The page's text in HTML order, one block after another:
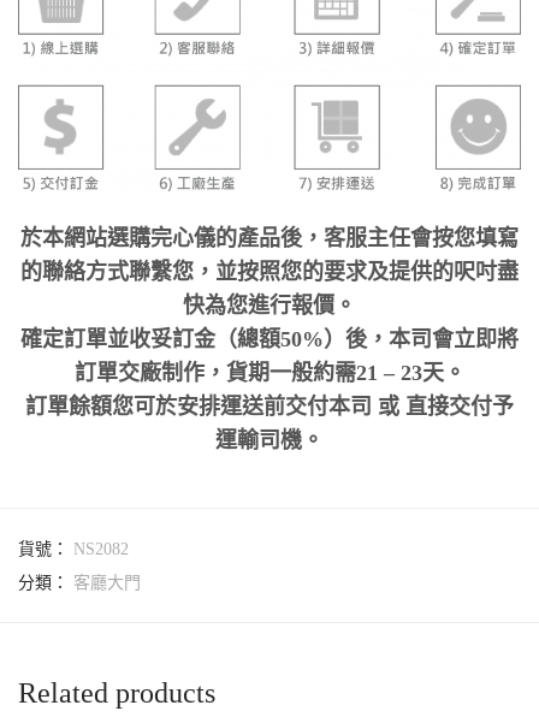
於本網站選購完心儀的產品後，客服主任會按您填寫
的聯絡方式聯繫您，並按照您的要求及提供的呎吋盡
快為您進行報價。
確定訂單並收妥訂金（總額50%）後，本司會立即將
訂單交廠制作，貨期一般約需21 – 23天。
訂單餘額您可於安排運送前交付本司 或 直接交付予
運輸司機。
貨號： NS2082
分類： 客廳大門
Related products